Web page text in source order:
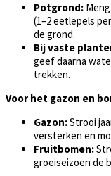
Potgrond:
(1–2 eetlepels
de grond.
Bij vaste
geef daarna
trekken.
Voor het gazon en
Gazon:Strooi
versterken en
Fruitbomen:
groeiseizoen de